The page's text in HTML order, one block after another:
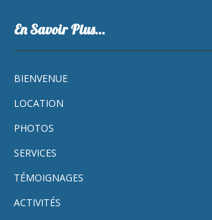
En Savoir Plus…
BIENVENUE
LOCATION
PHOTOS
SERVICES
TÉMOIGNAGES
ACTIVITÉS